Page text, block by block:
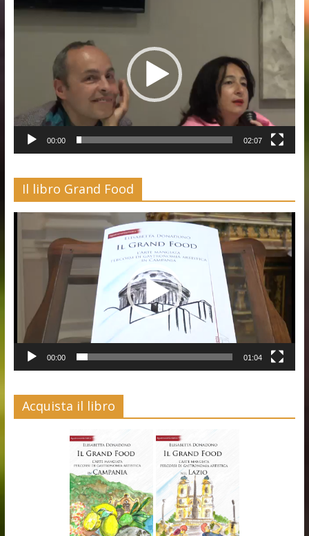
00:00 02:07
Il libro Grand Food
Player
00:00 01:04
Acquista il libro